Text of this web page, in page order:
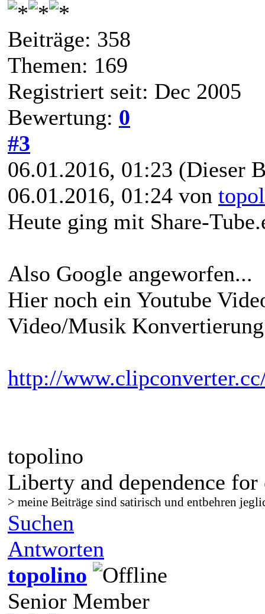
Beiträge: 358
Themen: 169
Registriert seit: Dec 2005
Bewertung: 0
#3
06.01.2016, 01:23 (Dieser
06.01.2016, 01:24 von
Heute ging mit Share-
Also Google angeworfen...
Hier noch ein Youtube
Video/Musik Konvertierung
http://
topolino
Liberty and dependence for
> meine Beiträge sind satirisch und entbehren
Suchen
Antworten
topolino
Senior Member